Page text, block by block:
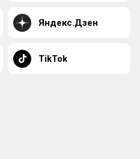
Яндекс.Дзен
TikTok